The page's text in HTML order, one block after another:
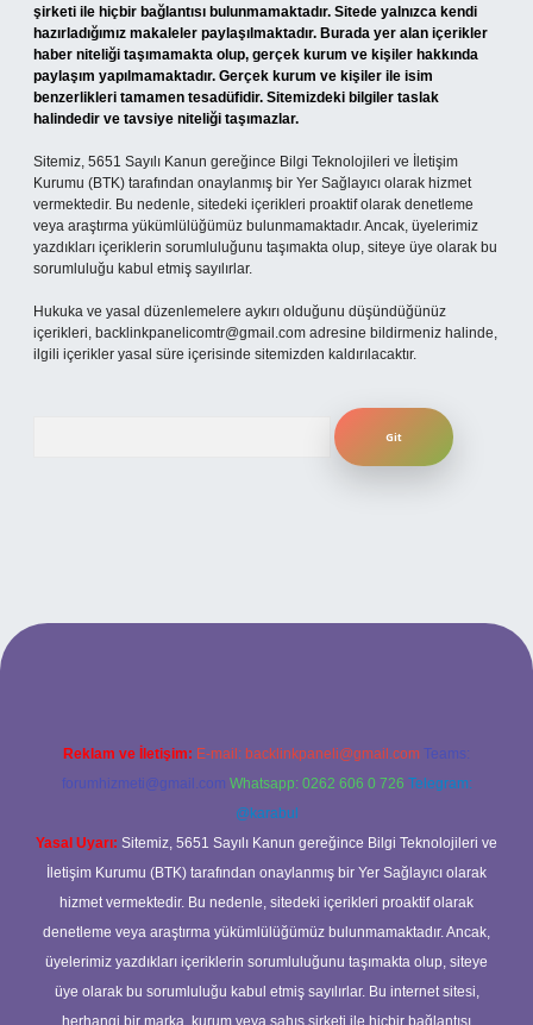
şirketi ile hiçbir bağlantısı bulunmamaktadır. Sitede yalnızca kendi
hazırladığımız makaleler paylaşılmaktadır. Burada yer alan içerikler
haber niteliği taşımamakta olup, gerçek kurum ve kişiler hakkında
paylaşım yapılmamaktadır. Gerçek kurum ve kişiler ile isim
benzerlikleri tamamen tesadüfidir. Sitemizdeki bilgiler taslak
halindedir ve tavsiye niteliği taşımazlar.
Sitemiz, 5651 Sayılı Kanun gereğince Bilgi Teknolojileri ve İletişim
Kurumu (BTK) tarafından onaylanmış bir Yer Sağlayıcı olarak hizmet
vermektedir. Bu nedenle, sitedeki içerikleri proaktif olarak denetleme
veya araştırma yükümlülüğümüz bulunmamaktadır. Ancak, üyelerimiz
yazdıkları içeriklerin sorumluluğunu taşımakta olup, siteye üye olarak bu
sorumluluğu kabul etmiş sayılırlar.
Hukuka ve yasal düzenlemelere aykırı olduğunu düşündüğünüz
içerikleri, backlinkpanelicomtr@gmail.com adresine bildirmeniz halinde,
ilgili içerikler yasal süre içerisinde sitemizden kaldırılacaktır.
Reklam ve İletişim: E-mail: backlinkpaneli@gmail.com Teams:
forumhizmeti@gmail.com Whatsapp: 0262 606 0 726 Telegram:
@karabul
Yasal Uyarı: Sitemiz, 5651 Sayılı Kanun gereğince Bilgi Teknolojileri ve
İletişim Kurumu (BTK) tarafından onaylanmış bir Yer Sağlayıcı olarak
hizmet vermektedir. Bu nedenle, sitedeki içerikleri proaktif olarak
denetleme veya araştırma yükümlülüğümüz bulunmamaktadır. Ancak,
üyelerimiz yazdıkları içeriklerin sorumluluğunu taşımakta olup, siteye
üye olarak bu sorumluluğu kabul etmiş sayılırlar. Bu internet sitesi,
herhangi bir marka, kurum veya şahıs şirketi ile hiçbir bağlantısı